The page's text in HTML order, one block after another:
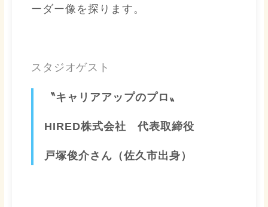
ーダー像を探ります。
スタジオゲスト
〝キャリアアップのプロ〟
HIRED株式会社 代表取締役
戸塚俊介さん（佐久市出身）